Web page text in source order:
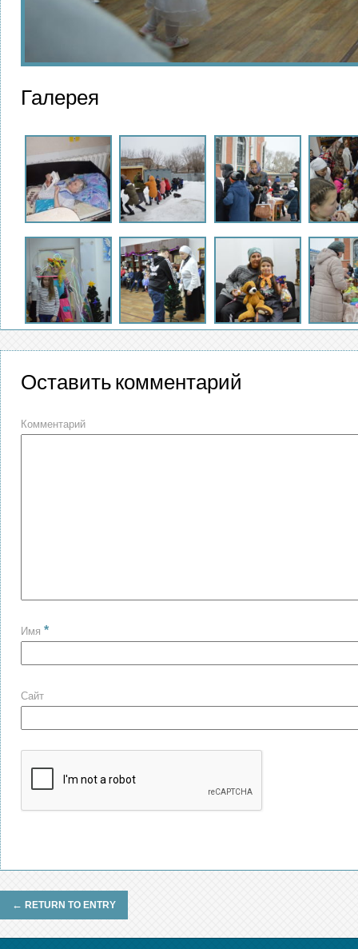
Галерея
Оставить комментарий
Комментарий
Имя *
Сайт
← RETURN TO ENTRY